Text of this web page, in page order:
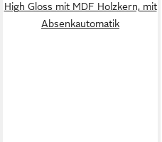
High Gloss mit MDF Holzkern, mit
Absenkautomatik